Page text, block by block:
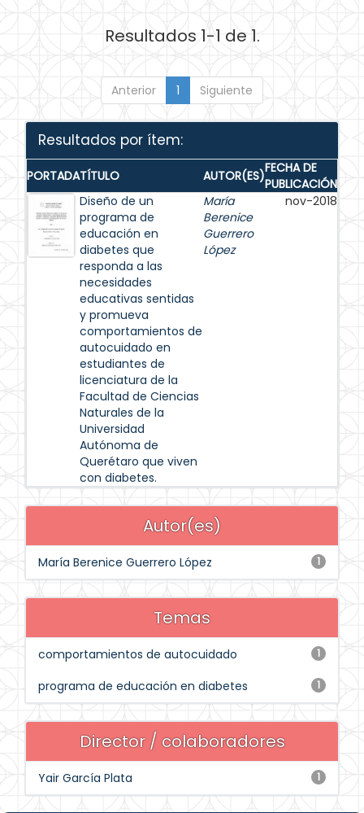
Resultados 1-1 de 1.
Anterior 1 Siguiente
Resultados por ítem:
PORTADATÍTULO AUTOR(ES)FECHA DE
PUBLICACIÓN
Diseño de un
programa de
educación en
diabetes que
responda a las
necesidades
educativas sentidas
y promueva
comportamientos de
autocuidado en
estudiantes de
licenciatura de la
Facultad de Ciencias
Naturales de la
Universidad
Autónoma de
Querétaro que viven
con diabetes.
María
Berenice
Guerrero
López
nov-2018
Autor(es)
1
María Berenice Guerrero López
Temas
1
comportamientos de autocuidado
1
programa de educación en diabetes
Director / colaboradores
1
Yair García Plata